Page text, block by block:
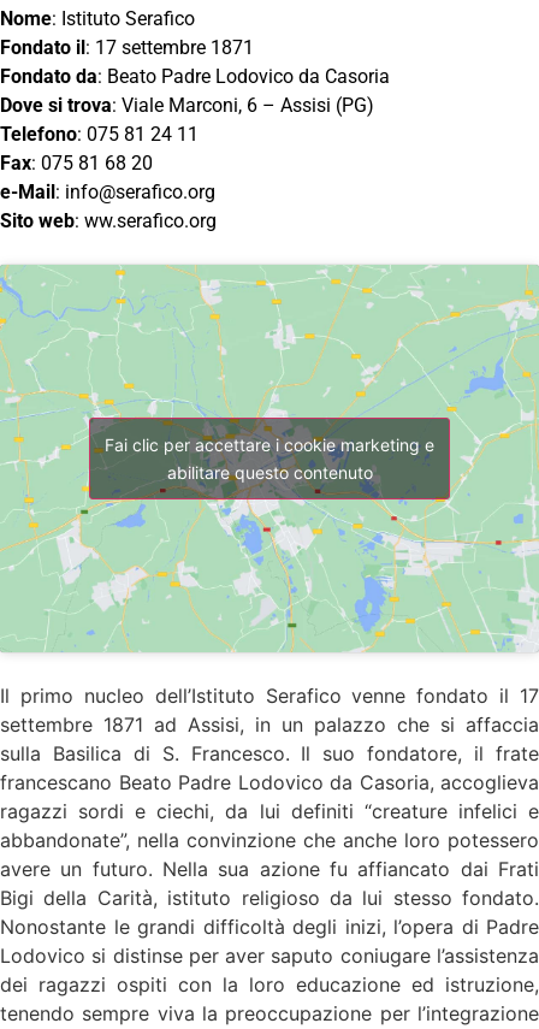
Nome: Istituto Serafico
Fondato il: 17 settembre 1871
Fondato da: Beato Padre Lodovico da Casoria
Dove si trova: Viale Marconi, 6 – Assisi (PG)
Telefono: 075 81 24 11
Fax: 075 81 68 20
e-Mail: info@serafico.org
Sito web: ww.serafico.org
Fai clic per accettare i cookie marketing e
abilitare questo contenuto
Il primo nucleo dell’Istituto Serafico venne fondato il 17
settembre 1871 ad Assisi, in un palazzo che si affaccia
sulla Basilica di S. Francesco. Il suo fondatore, il frate
francescano Beato Padre Lodovico da Casoria, accoglieva
ragazzi sordi e ciechi, da lui definiti “creature infelici e
abbandonate”, nella convinzione che anche loro potessero
avere un futuro. Nella sua azione fu affiancato dai Frati
Bigi della Carità, istituto religioso da lui stesso fondato.
Nonostante le grandi difficoltà degli inizi, l’opera di Padre
Lodovico si distinse per aver saputo coniugare l’assistenza
dei ragazzi ospiti con la loro educazione ed istruzione,
tenendo sempre viva la preoccupazione per l’integrazione